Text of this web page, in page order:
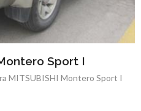
Sport I
MITSUBISHI Montero Sport I